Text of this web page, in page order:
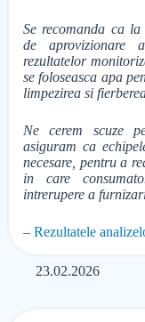
Se recomanda ca
de aprovizionare
rezultatelor
se foloseasca apa
limpezirea si
Ne cerem scuze
asiguram ca
necesare, pentru a
in care
intrerupere a
– Rezultatele
23.02.2026